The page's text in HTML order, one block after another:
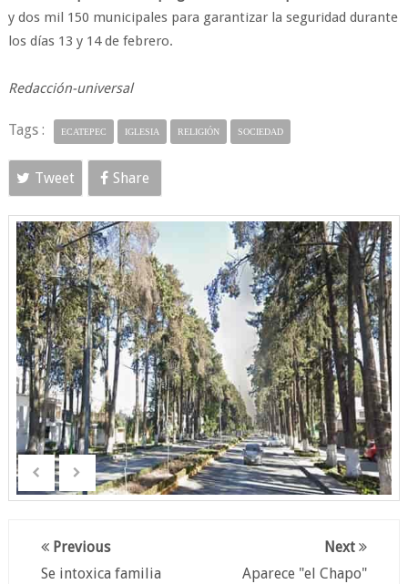
y dos mil 150 municipales para garantizar la seguridad durante
los días 13 y 14 de febrero.
Redacción-universal
Tags : ECATEPEC IGLESIA RELIGIÓN SOCIEDAD
Tweet Share
Next
Aparece "el Chapo"
Previous
Se intoxica familia